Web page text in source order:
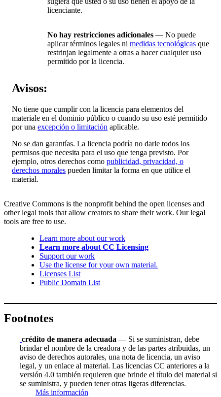
licenciante.
No hay restricciones adicionales — No puede
aplicar términos legales ni medidas tecnológicas que
restrinjan legalmente a otras a hacer cualquier uso
permitido por la licencia.
Avisos:
No tiene que cumplir con la licencia para elementos del
materiale en el dominio público o cuando su uso esté permitido
por una excepción o limitación aplicable.
No se dan garantías. La licencia podría no darle todos los
permisos que necesita para el uso que tenga previsto. Por
ejemplo, otros derechos como publicidad, privacidad, o
derechos morales pueden limitar la forma en que utilice el
material.
Creative Commons is the nonprofit behind the open licenses and
other legal tools that allow creators to share their work. Our legal
tools are free to use.
Learn more about our work
Learn more about CC Licensing
Support our work
Use the license for your own material.
Licenses List
Public Domain List
Footnotes
crédito de manera adecuada — Si se suministran, debe
brindar el nombre de la creadora y de las partes atribuidas, un
aviso de derechos autorales, una nota de licencia, un aviso
legal, y un enlace al material. Las licencias CC anteriores a la
versión 4.0 también requieren que brinde el título del material si
se suministra, y pueden tener otras ligeras diferencias.
Más información